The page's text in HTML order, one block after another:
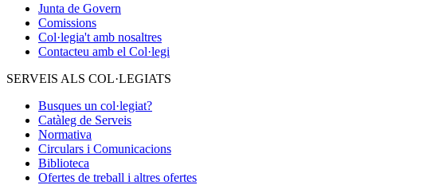
Junta de Govern
Comissions
Col·legia't amb nosaltres
Contacteu amb el Col·legi
SERVEIS ALS COL·LEGIATS
Busques un col·legiat?
Catàleg de Serveis
Normativa
Circulars i Comunicacions
Biblioteca
Ofertes de treball i altres ofertes